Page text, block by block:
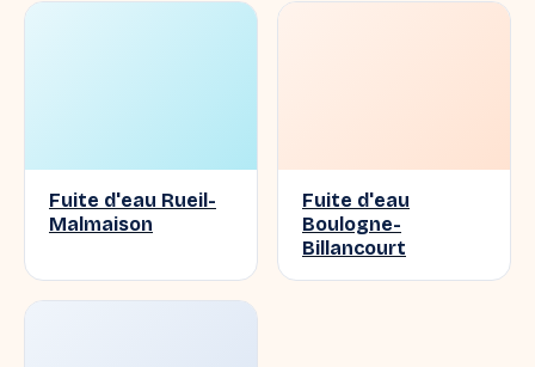
Fuite d'eau Rueil-
Malmaison
Fuite d'eau
Boulogne-
Billancourt